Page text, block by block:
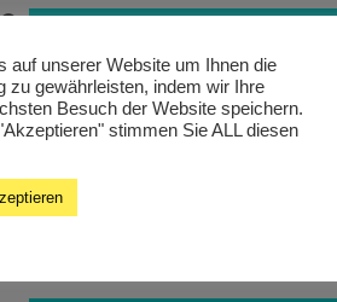
2. September 2019 –1.
2. September 2019
1.
auf unserer Website um Ihnen die
zu gewährleisten, indem wir Ihre
Besuch der Website speichern.
stimmen Sie ALL diesen